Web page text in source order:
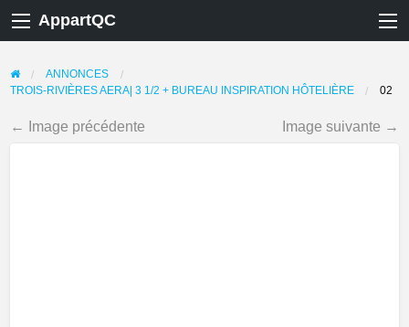
AppartQC
ANNONCES
TROIS-RIVIÈRES AERA| 3 1/2 + BUREAU INSPIRATION HÔTELIÈRE
02
← Image précédente Image suivante →